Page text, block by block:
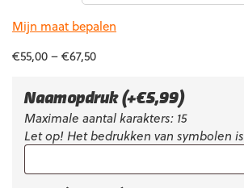
Mijn maat bepalen
€55,00–€67,50
Naamopdruk (+€5,99)
Maximale aantal karakters: 15
Let op! Het bedrukken van symbolen